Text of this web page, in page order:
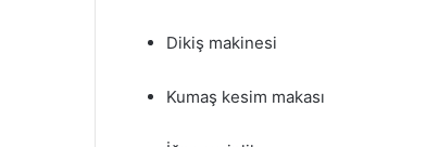
Dikiş makinesi
Kumaş kesim makası